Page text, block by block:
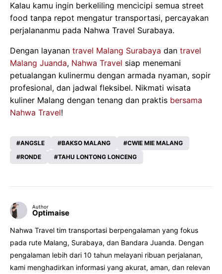
Kalau kamu ingin berkeliling mencicipi semua street
food tanpa repot mengatur transportasi, percayakan
perjalananmu pada Nahwa Travel Surabaya.
Dengan layanan travel Malang Surabaya dan travel
Malang Juanda, Nahwa Travel siap menemani
petualangan kulinermu dengan armada nyaman, sopir
profesional, dan jadwal fleksibel. Nikmati wisata
kuliner Malang dengan tenang dan praktis bersama
Nahwa Travel!
ANGSLE BAKSO MALANG
CWIE MIE MALANG
RONDE
TAHU LONTONG LONCENG
Author
Optimaise
Nahwa Travel tim transportasi berpengalaman yang fokus
pada rute Malang, Surabaya, dan Bandara Juanda. Dengan
pengalaman lebih dari 10 tahun melayani ribuan perjalanan,
kami menghadirkan informasi yang akurat, aman, dan relevan